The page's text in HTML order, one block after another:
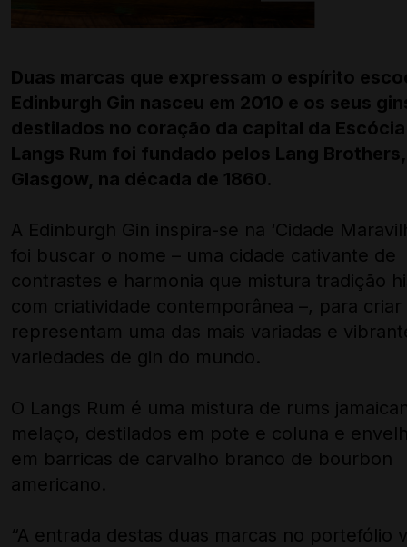
Duas marcas que expressam o espírito
Edinburgh Gin nasceu em 2010 e os seus
destilados no coração da capital da
Langs Rum foi fundado pelos Lang
Glasgow, na década de 1860.
A Edinburgh Gin inspira-se na ‘Cidade
foi buscar o nome – uma cidade cativante de
contrastes e harmonia que mistura tradição
com criatividade contemporânea –, para criar
representam uma das mais variadas e
variedades de gin do mundo.
O Langs Rum é uma mistura de rums
melaço, destilados em pote e coluna e
em barricas de carvalho branco de bourbon
americano.
“A entrada destas duas marcas no portefólio